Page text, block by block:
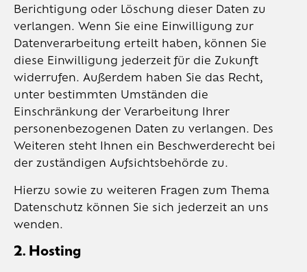
Berichtigung oder Löschung dieser Daten zu
verlangen. Wenn Sie eine Einwilligung zur
Datenverarbeitung erteilt haben, können Sie
diese Einwilligung jederzeit für die Zukunft
widerrufen. Außerdem haben Sie das Recht,
unter bestimmten Umständen die
Einschränkung der Verarbeitung Ihrer
personenbezogenen Daten zu verlangen. Des
Weiteren steht Ihnen ein Beschwerderecht bei
der zuständigen Aufsichtsbehörde zu.
Hierzu sowie zu weiteren Fragen zum Thema
Datenschutz können Sie sich jederzeit an uns
wenden.
2. Hosting